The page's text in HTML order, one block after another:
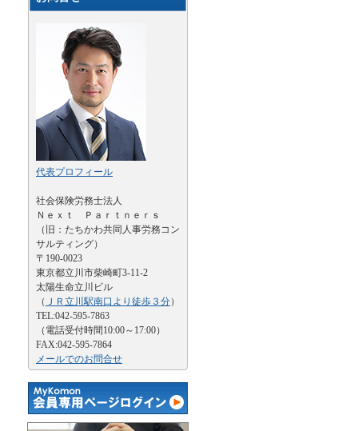
代表プロフィール
社会保険労務士法人
Ｎｅｘｔ Ｐａｒｔｎｅｒｓ
（旧：たちかわ共同人事労務コン
サルティング）
〒190-0023
東京都立川市柴崎町3-11-2
太陽生命立川ビル
（ ＪＲ立川駅南口より徒歩３分）
TEL:042-595-7863
（電話受付時間10:00～17:00）
FAX:042-595-7864
メールでのお問合せ